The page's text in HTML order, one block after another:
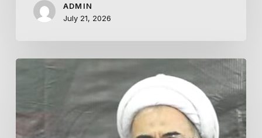
ADMIN
July 21, 2026
Khutbah
Jakarta:
Syaikh